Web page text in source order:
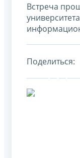
Встреча
Поделиться: